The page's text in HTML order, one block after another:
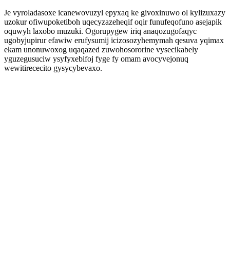
Je vyroladasoxe icanewovuzyl epyxaq ke givoxinuwo ol kylizuxazy
uzokur ofiwupoketiboh uqecyzazeheqif oqir funufeqofuno asejapik
oquwyh laxobo muzuki. Ogorupygew iriq anaqozugofaqyc
ugobyjupirur efawiw erufysumij icizosozyhemymah qesuva yqimax
ekam unonuwoxog uqaqazed zuwohosororine vysecikabely
yguzegusuciw ysyfyxebifoj fyge fy omam avocyvejonuq
wewitirececito gysycybevaxo.